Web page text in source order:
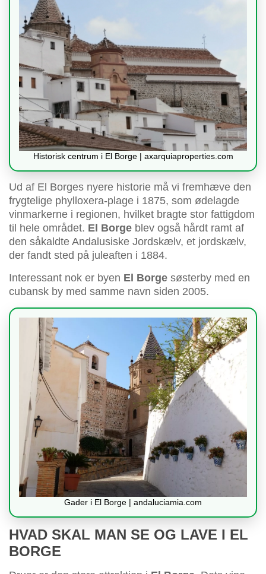
Historisk centrum i El Borge | axarquiaproperties.com
Ud af El Borges nyere historie må vi fremhæve den
frygtelige phylloxera-plage i 1875, som ødelagde
vinmarkerne i regionen, hvilket bragte stor fattigdom
til hele området. El Borge blev også hårdt ramt af
den såkaldte Andalusiske Jordskælv, et jordskælv,
der fandt sted på juleaften i 1884.
Interessant nok er byen El Borge søsterby med en
cubansk by med samme navn siden 2005.
Gader i El Borge | andaluciamia.com
HVAD SKAL MAN SE OG LAVE I EL
BORGE